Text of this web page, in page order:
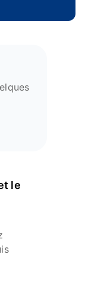
le